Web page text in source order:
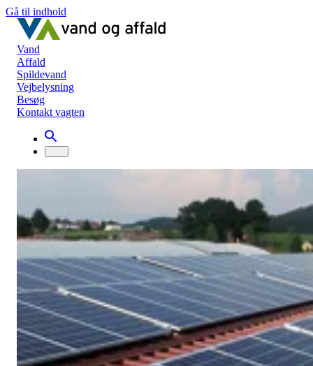
Gå til indhold
Vand
Affald
Spildevand
Vejbelysning
Besøg
Kontakt vagten
Fællesskab om vedvarende energi på vej
Skårup
29. marts 2023
Et nyt fællesskab er på vej i Skårup. Her samarbejder lokalråd,
kommune og forsyningsselskab om at lave et energifællesskab.
Hensigten er, at der skal produceres en masse grøn energi, og så
meget som muligt skal forbruges lokalt
Stigende energipriser, svingende forsyningssikkerhed,